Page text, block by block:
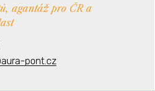
agantáž pro ČR a
pont.cz